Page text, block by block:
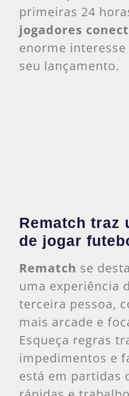
primeiras 24
jogadores
enorme
seu lançamento.
Rematch traz
de jogar
Rematch se
uma experiência
terceira pessoa,
mais arcade e
Esqueça regras
impedimentos e
está em partidas